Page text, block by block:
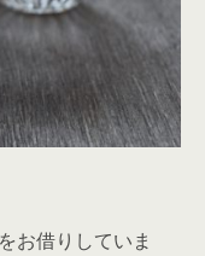
お借りしていま